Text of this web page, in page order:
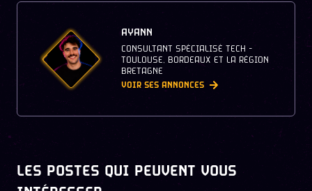
AYANN
CONSULTANT SPÉCIALISÉ TECH -
TOULOUSE, BORDEAUX ET LA RÉGION
BRETAGNE
VOIR SES ANNONCES
LES POSTES QUI PEUVENT VOUS